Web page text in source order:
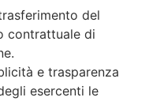
del
contrattuale di
e trasparenza
esercenti le